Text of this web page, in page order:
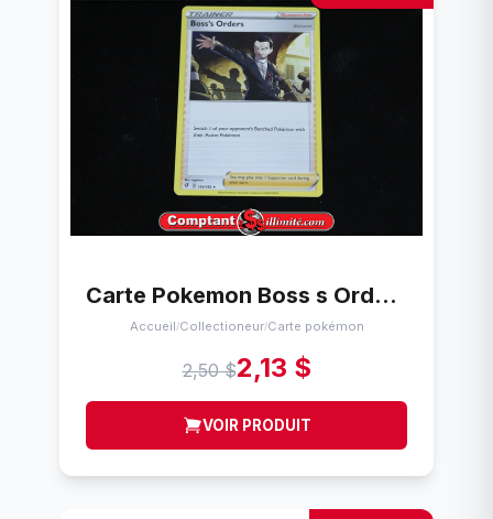
Carte Pokemon Boss s Orders Cartes
Accueil/Collectioneur/Carte pokémon
2,50 $2,13 $
VOIR PRODUIT